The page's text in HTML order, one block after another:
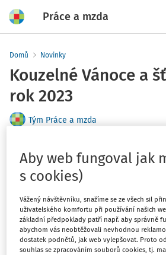
Práce a mzda
Domů Novinky
Kouzelné Vánoce a
rok 2023
Tým Práce a mzda
Aby web fungoval jak
s cookies)
Vážený návštěvníku, snažíme se ze všech sil
uživatelského komfortu při používání našich
základní předpoklady patří např. aby správně
abychom vás neobtěžovali nevhodnou
dostatek podnětů, jak web vylepšovat. Proto
souhlas se zpracováním souborů cookies, tj.